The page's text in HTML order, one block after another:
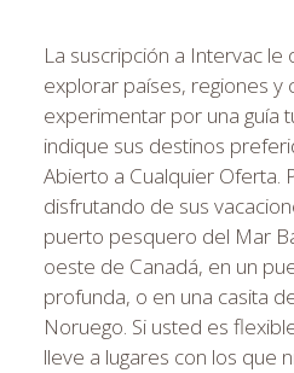
La suscripción a Intervac
explorar países, regiones y
experimentar por una guía
indique sus destinos
Abierto a Cualquier Oferta.
disfrutando de sus
puerto pesquero del Mar
oeste de Canadá, en un
profunda, o en una casita
Noruego. Si usted es
lleve a lugares con los que